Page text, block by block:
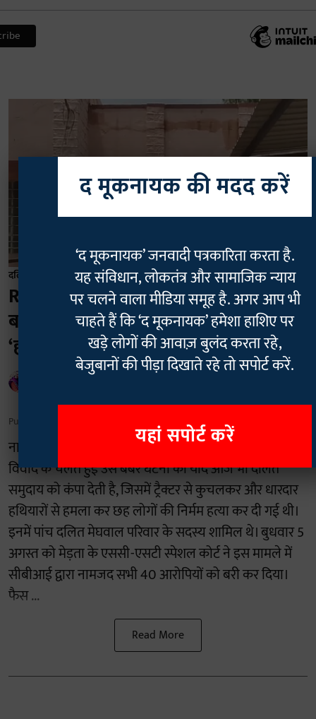
दलित
Rajasthan डांगावास हत्याकांड: 11 साल
बाद 40 आरोपी बरी, दलित समुदाय स्तब्ध;
‘हमारे पांच लोगों की हत्या किसने की?’
Geetha Sunil Pillai
Published on 05 Aug 2026, 10:59 am
नागौर- 14 मई 2015 को नागौर जिले के डांगावास गांव में जमीन
विवाद के चलते हुई उस बर्बर घटना की याद आज भी दलित
समुदाय को कंपा देती है, जिसमें ट्रैक्टर से कुचलकर और धारदार
हथियारों से हमला कर छह लोगों की निर्मम हत्या कर दी गई थी।
इनमें पांच दलित मेघवाल परिवार के सदस्य शामिल थे। बुधवार 5
अगस्त को मेड़ता के एससी-एसटी स्पेशल कोर्ट ने इस मामले में
सीबीआई द्वारा नामजद सभी 40 आरोपियों को बरी कर दिया।
फैस ...
Read More
द मूकनायक की मदद करें
‘द मूकनायक’ जनवादी पत्रकारिता करता है.
यह संविधान, लोकतंत्र और सामाजिक न्याय
पर चलने वाला मीडिया समूह है. अगर आप भी
चाहते हैं कि ‘द मूकनायक’ हमेशा हाशिए पर
खड़े लोगों की आवाज़ बुलंद करता रहे,
बेजुबानों की पीड़ा दिखाते रहे तो सपोर्ट करें.
यहां सपोर्ट करें